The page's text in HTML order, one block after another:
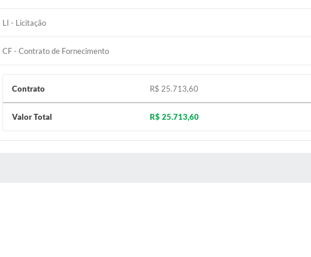
LI - Licitação
CF - Contrato de Fornecimento
Contrato
R$ 25.713,60
Valor Total R$ 25.713,60